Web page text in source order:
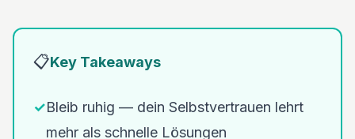
📋Key Takeaways
✓Bleib ruhig — dein Selbstvertrauen lehrt
mehr als schnelle Lösungen